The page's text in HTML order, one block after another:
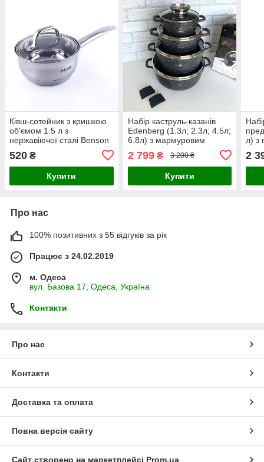
Ківш-сотейник з кришкою
об'ємом 1.5 л з
нержавіючої сталі Benson
520 ₴
Купити
Набір каструль-казанів
Edenberg (1.3л; 2.3л; 4.5л;
6.8л) з мармуровим
2 799₴ 3 200 ₴
Купити
л) з
2
Про нас
100% позитивних з 55 відгуків за рік
Працює з 24.02.2019
м. Одеса
вул. Базова 17, Одеса, Україна
Контакти
Про нас
Контакти
Доставка та оплата
Повна версія сайту
Сайт створено на маркетплейсі Prom.ua